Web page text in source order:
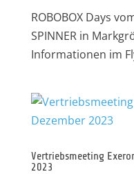
ROBOBOX Days
SPINNER in
Informationen im
Vertriebsmeeting
2023